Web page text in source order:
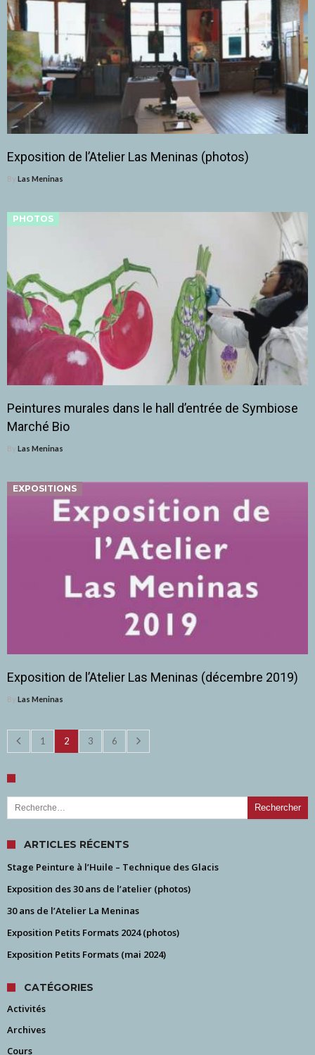
Exposition de l’Atelier Las Meninas (photos)
By Las Meninas
PHOTOS
Peintures murales dans le hall d’entrée de Symbiose
Marché Bio
By Las Meninas
EXPOSITIONS
Exposition de l’Atelier Las Meninas (décembre 2019)
By Las Meninas
1 2 3 6
Rechercher :
ARTICLES RÉCENTS
Stage Peinture à l’Huile – Technique des Glacis
Exposition des 30 ans de l’atelier (photos)
30 ans de l’Atelier La Meninas
Exposition Petits Formats 2024 (photos)
Exposition Petits Formats (mai 2024)
CATÉGORIES
Activités
Archives
Cours